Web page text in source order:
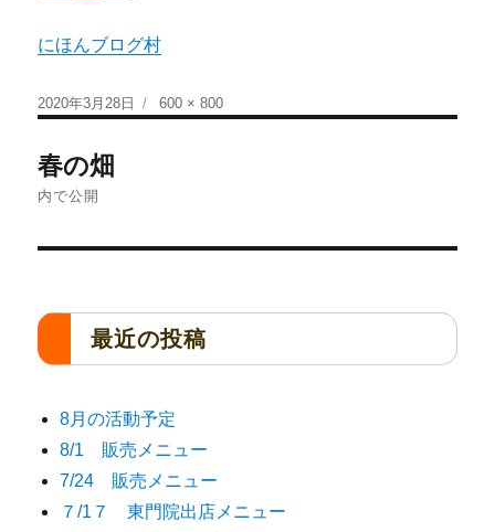
にほんブログ村
2020年3月28日 600 × 800
春の畑
内で公開
最近の投稿
8月の活動予定
8/1 販売メニュー
7/24 販売メニュー
７/1７ 東門院出店メニュー